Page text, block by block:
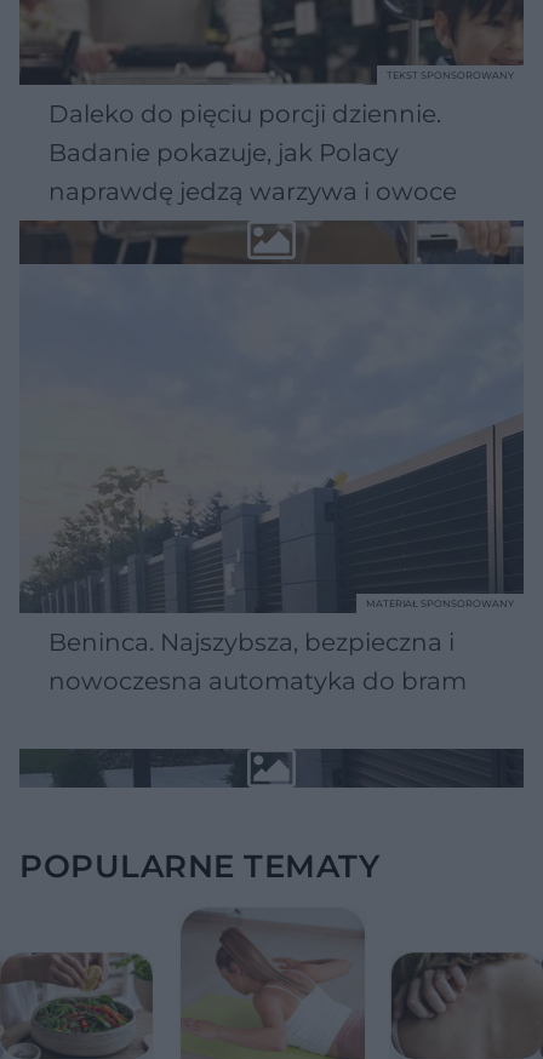
Daleko do pięciu porcji dziennie.
Badanie pokazuje, jak Polacy
naprawdę jedzą warzywa i owoce
TEKST SPONSOROWANY
Beninca. Najszybsza, bezpieczna i
nowoczesna automatyka do bram
MATERIAŁ SPONSOROWANY
POPULARNE TEMATY